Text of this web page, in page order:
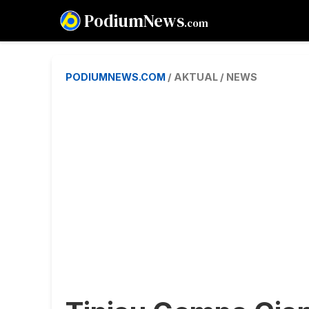
PodiumNews.com
PODIUMNEWS.COM / AKTUAL / NEWS